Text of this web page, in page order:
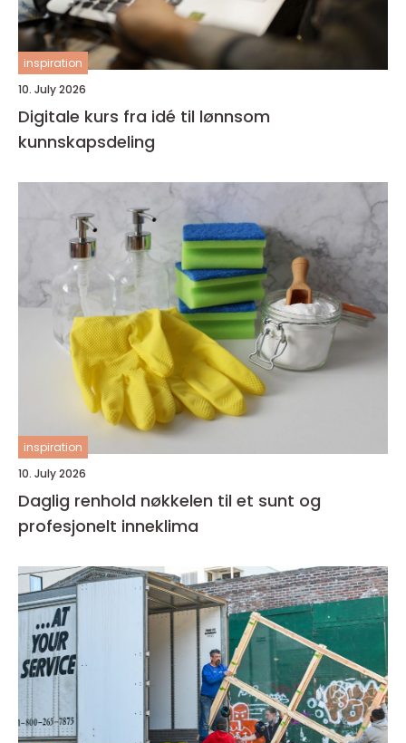
inspiration
10. July 2026
Digitale kurs fra idé til lønnsom
kunnskapsdeling
inspiration
10. July 2026
Daglig renhold nøkkelen til et sunt og
profesjonelt inneklima